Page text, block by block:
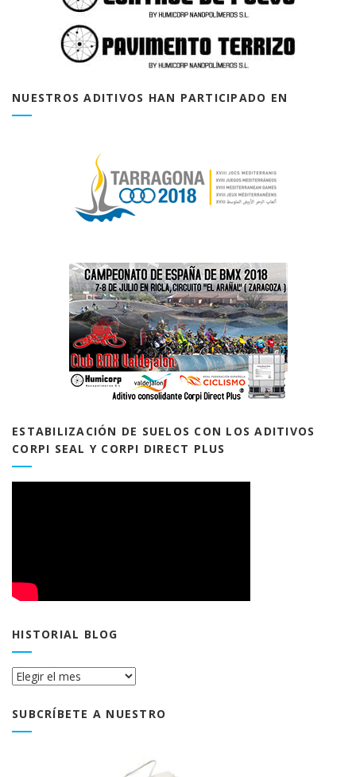
NUESTROS ADITIVOS HAN PARTICIPADO EN
ESTABILIZACIÓN DE SUELOS CON LOS ADITIVOS
CORPI SEAL Y CORPI DIRECT PLUS
HISTORIAL BLOG
Historial
SUBCRÍBETE A NUESTRO